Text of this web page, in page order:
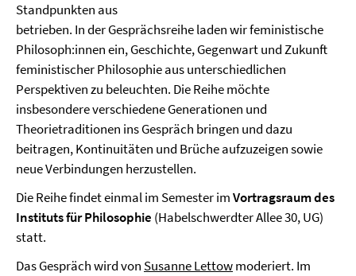
Standpunkten aus
betrieben. In der Gesprächsreihe laden wir feministische
Philosoph:innen ein, Geschichte, Gegenwart und Zukunft
feministischer Philosophie aus unterschiedlichen
Perspektiven zu beleuchten. Die Reihe möchte
insbesondere verschiedene Generationen und
Theorietraditionen ins Gespräch bringen und dazu
beitragen, Kontinuitäten und Brüche aufzuzeigen sowie
neue Verbindungen herzustellen.
Die Reihe findet einmal im Semester imVortragsraum des
Instituts für Philosophie (Habelschwerdter Allee 30, UG)
statt.
Das Gespräch wird von Susanne Lettowmoderiert. Im